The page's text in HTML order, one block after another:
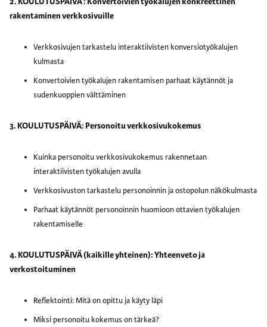
rakentaminen verkkosivuille
Verkkosivujen tarkastelu interaktiivisten konversiotyökalujen
kulmasta
Konvertoivien työkalujen rakentamisen parhaat käytännöt ja
sudenkuoppien välttäminen
3. KOULUTUSPÄIVÄ: Personoitu verkkosivukokemus
Kuinka personoitu verkkosivukokemus rakennetaan
interaktiivisten työkalujen avulla
Verkkosivuston tarkastelu personoinnin ja ostopolun näkökulmasta
Parhaat käytännöt personoinnin huomioon ottavien työkalujen
rakentamiselle
4. KOULUTUSPÄIVÄ (kaikille yhteinen): Yhteenveto ja
verkostoituminen
Reflektointi: Mitä on opittu ja käyty läpi
Miksi personoitu kokemus on tärkeä?